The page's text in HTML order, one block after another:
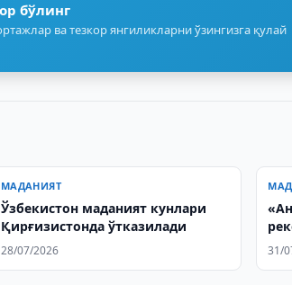
бўлинг
ва тезкор янгиликларни ўзингизга қулай
МАДАНИЯТ
Ўзбекистон маданият кунлари
Қирғизистонда ўтказилади
28/07/2026 31/